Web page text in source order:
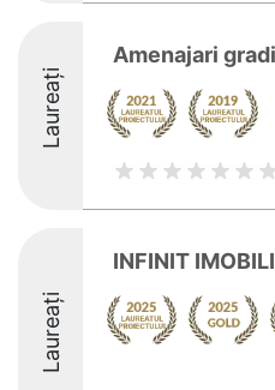
Laureați
Amenajari
Laureați
INFINIT